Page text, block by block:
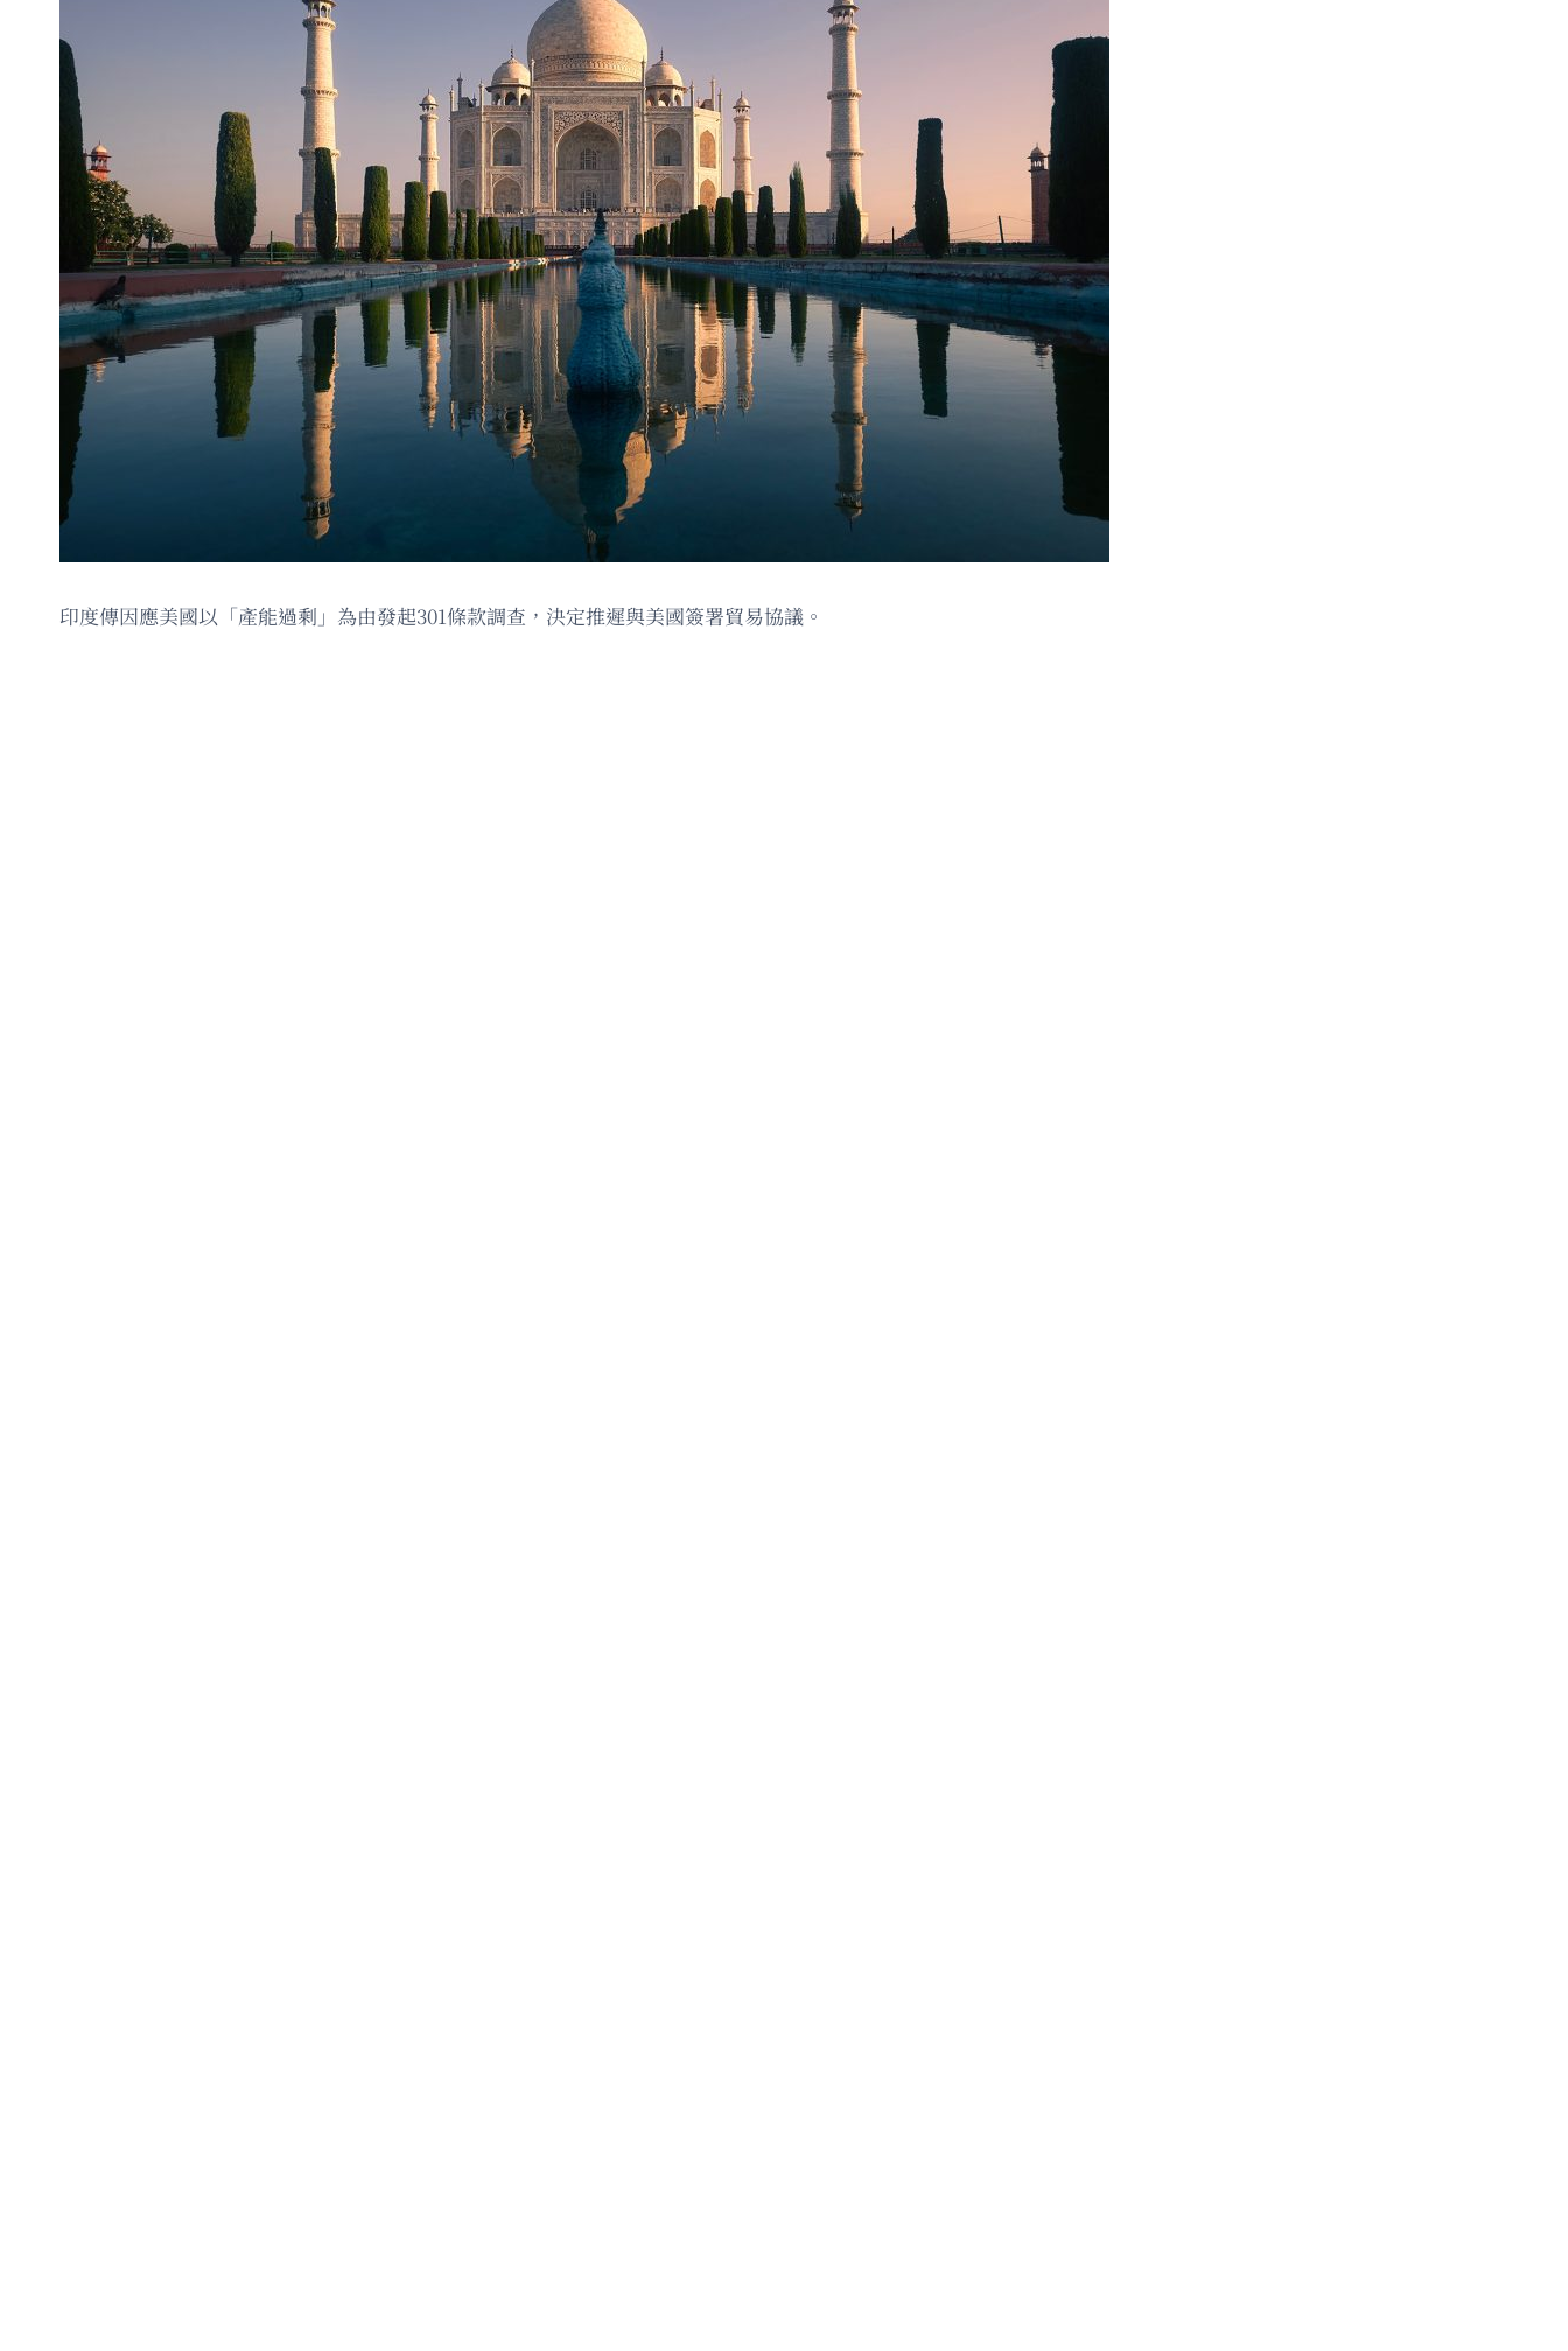
印度傳因應美國以「產能過剩」為由發起301條款調查，決定推遲與美國簽署貿易協議。